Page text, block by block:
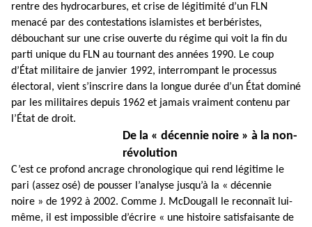
rentre des hydrocarbures, et crise de légitimité d’un FLN
menacé par des contestations islamistes et berbéristes,
débouchant sur une crise ouverte du régime qui voit la fin du
parti unique du FLN au tournant des années 1990. Le coup
d’État militaire de janvier 1992, interrompant le processus
électoral, vient s’inscrire dans la longue durée d’un État dominé
par les militaires depuis 1962 et jamais vraiment contenu par
l’État de droit.
De la « décennie noire » à la non-
révolution
C’est ce profond ancrage chronologique qui rend légitime le
pari (assez osé) de pousser l’analyse jusqu’à la « décennie
noire » de 1992 à 2002. Comme J. McDougall le reconnaît lui-
même, il est impossible d’écrire « une histoire satisfaisante de